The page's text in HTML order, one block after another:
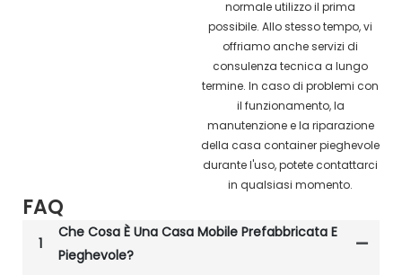
normale utilizzo il prima
possibile. Allo stesso tempo, vi
offriamo anche servizi di
consulenza tecnica a lungo
termine. In caso di problemi con
il funzionamento, la
manutenzione e la riparazione
della casa container pieghevole
durante l'uso, potete contattarci
in qualsiasi momento.
FAQ
1
Che Cosa È Una Casa Mobile Prefabbricata E
Pieghevole?